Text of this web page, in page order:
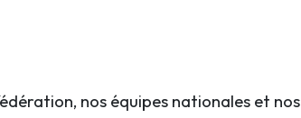
nos équipes nationales et nos